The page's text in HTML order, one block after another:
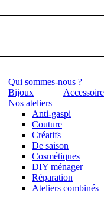
Qui sommes-nous ?
Bijoux
Nos ateliers
Anti-gaspi
Couture
Créatifs
De saison
Cosmétiques
DIY ménager
Réparation
Ateliers combinés